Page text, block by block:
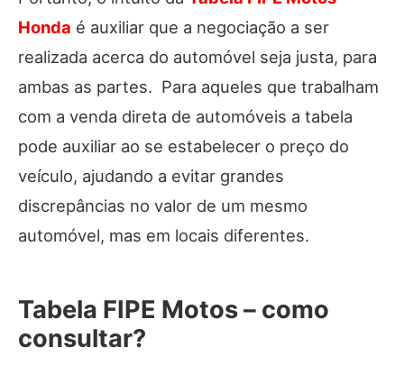
Honda é auxiliar que a negociação a ser
realizada acerca do automóvel seja justa, para
ambas as partes. Para aqueles que trabalham
com a venda direta de automóveis a tabela
pode auxiliar ao se estabelecer o preço do
veículo, ajudando a evitar grandes
discrepâncias no valor de um mesmo
automóvel, mas em locais diferentes.
Tabela FIPE Motos – como
consultar?